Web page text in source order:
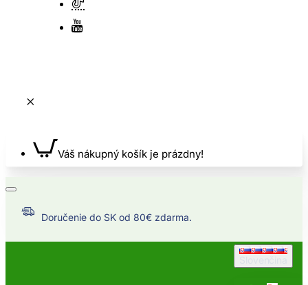
Váš nákupný košík je prázdny!
Doručenie do SK od 80€ zdarma.